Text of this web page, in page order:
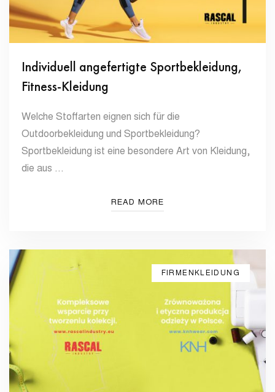
Individuell angefertigte Sportbekleidung,
Fitness-Kleidung
Welche Stoffarten eignen sich für die
Outdoorbekleidung und Sportbekleidung?
Sportbekleidung ist eine besondere Art von Kleidung,
die aus …
READ MORE
FIRMENKLEIDUNG